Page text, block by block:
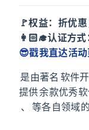
🚩权益：5 折优惠
👩🏻‍🎓认证方
😎戳我直达活动
Setapp 是由著名
提供 110 余款优秀软
CleanMyMac、iMazing 等各